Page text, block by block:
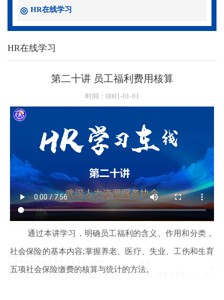
HR在线学习
HR在线学习
第二十讲 员工福利费用核算
时间：0001-01-01
通过本讲学习，明确员工福利的含义、作用和分类，
社会保险的基本内容;掌握养老、医疗、失业、工伤和生育
五项社会保险缴费的核算与统计的方法。